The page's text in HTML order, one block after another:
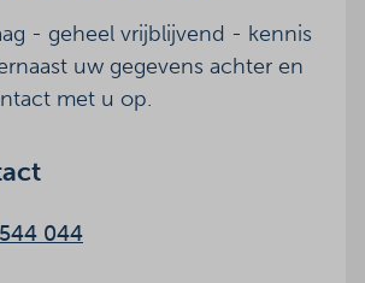
- geheel vrijblijvend - kennis
uw gegevens achter en
met u op.
044